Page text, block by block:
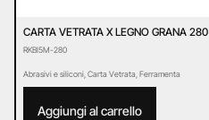
CARTA VETRATA X LEGNO GRANA 280
RKBI5M-280
Abrasivi e siliconi Carta Vetrata Ferramenta
Aggiungi al carrello